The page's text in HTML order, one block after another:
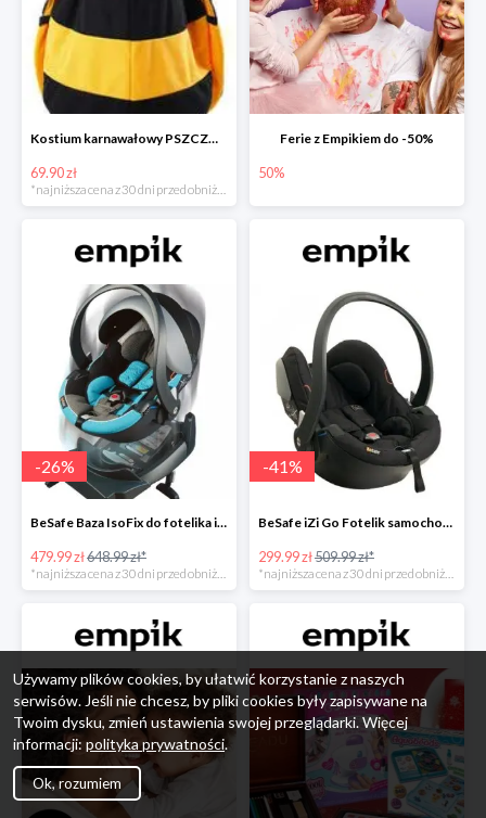
Kostium karnawałowy PSZCZÓŁKA
69.90 zł
Ferie z Empikiem do -50%
50%
-26%
BeSafe Baza IsoFix do fotelika iZi Go -26%
479.99 zł648.99 zł*
*najniższa cena z 30 dni przed obniżką
-41%
BeSafe iZi Go Fotelik samochodowy, 0-13 kg, Czarny Cab -41%
299.99 zł509.99 zł*
*najniższa cena z 30 dni przed obniżką
Używamy plików cookies, by ułatwić korzystanie z naszych
serwisów. Jeśli nie chcesz, by pliki cookies były zapisywane na
Twoim dysku, zmień ustawienia swojej przeglądarki. Więcej
informacji: polityka prywatności.
Ok, rozumiem